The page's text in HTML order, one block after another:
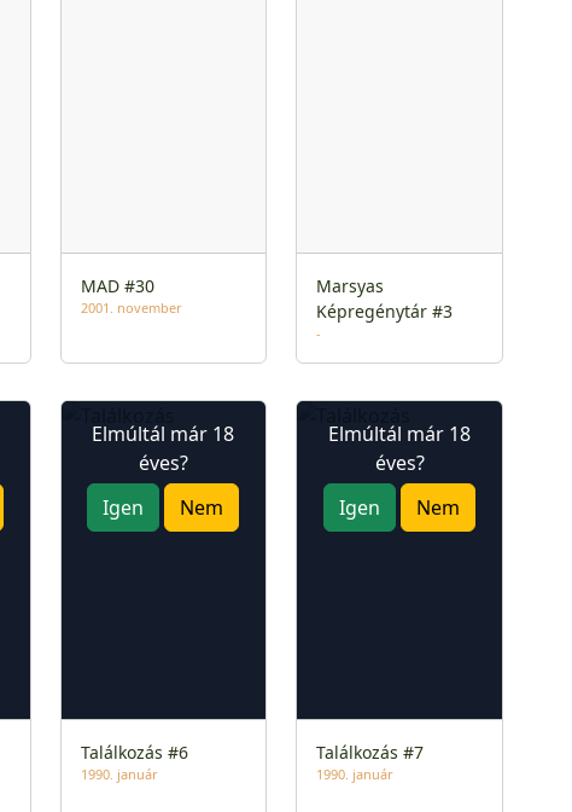
MAD #30
2001. november
Marsyas
Képregénytár #3
-
Elmúltál már 18
éves?
Igen
Nem
Találkozás #6
1990. január
Elmúltál már 18
éves?
Igen
Nem
Találkozás #7
1990. január